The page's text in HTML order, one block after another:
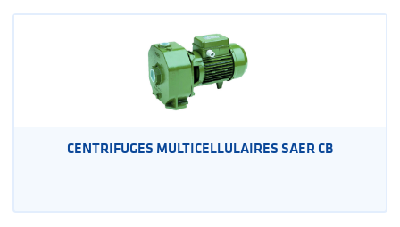
CENTRIFUGES MULTICELLULAIRES SAER CB